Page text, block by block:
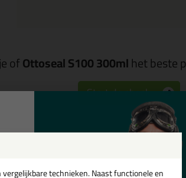
ofOttoseal S100 300mlhet beste
Start de check
technieken. Naast functionele en